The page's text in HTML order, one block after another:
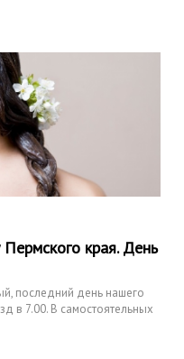
края. День
последний день нашего
в 7.00. В самостоятельных